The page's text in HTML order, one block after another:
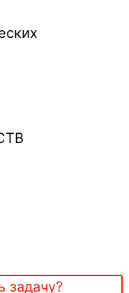
задачу?